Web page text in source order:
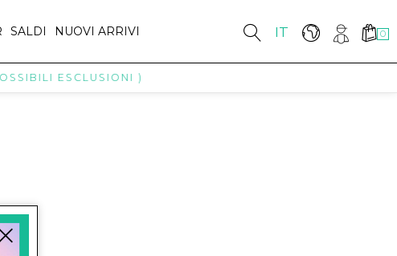
IT 0
SALDI NUOVI ARRIVI
ESCLUSIONI )